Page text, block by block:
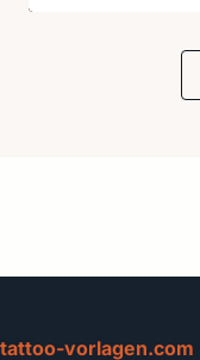
tattoo-vorlagen.com